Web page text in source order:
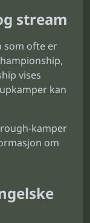
stream
som ofte er
vises
kan
kamper
om